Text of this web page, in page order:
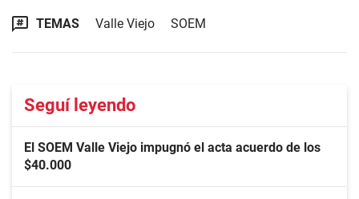
TEMAS Valle Viejo SOEM
Seguí leyendo
El SOEM Valle Viejo impugnó el acta acuerdo de los
$40.000